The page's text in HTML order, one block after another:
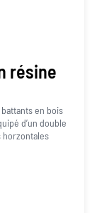
résine
battants en bois
d’un double
horzontales